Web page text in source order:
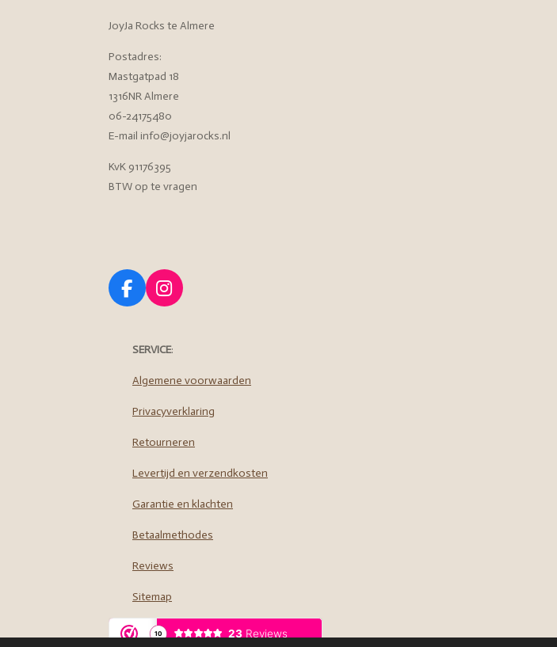
JoyJa Rocks te Almere
Postadres:
Mastgatpad 18
1316NR Almere
06-24175480
E-mail info@joyjarocks.nl
KvK 91176395
BTW op te vragen
F
a
e
o
k
I
n
t
g
a
SERVICE:
Algemene voorwaarden
Privacyverklaring
Retourneren
Levertijd en verzendkosten
Garantie en klachten
Betaalmethodes
Reviews
Sitemap